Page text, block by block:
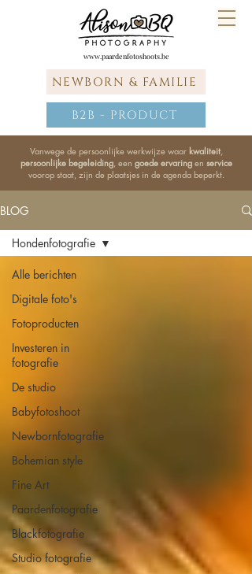
www.paardenfotoshoots.be
Vanwege de persoonlijke werkwijze waar kwaliteit,
persoonlijke begeleiding, een goede ervaringen service
voorop staat, zijn de plaatsjes in de agenda beperkt.
B2B - PRODUCT
NEWBORN & FAMILIE
BLOG
Alle berichten
Digitale foto's
Fotoproducten
Investeren in
fotografie
De studio
Babyfotoshoot
Newbornfotografie
Bohemian style
Fine Art
Paardenfotografie
Blackfotografie
Studio fotografie
Hondenfotografie